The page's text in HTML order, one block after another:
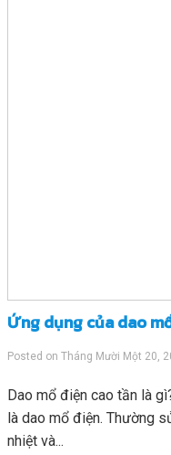
Ứng dụng của dao
Posted on Tháng Mười Một 20,
Dao mổ điện cao tần là
là dao mổ điện. Thường
nhiệt và...